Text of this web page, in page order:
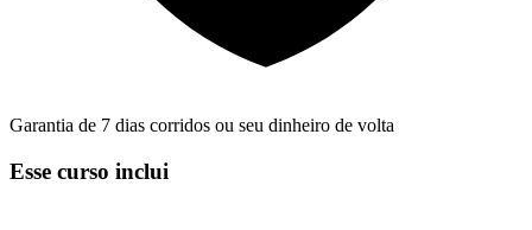
Garantia de 7 dias corridos ou seu dinheiro de volta
Esse curso inclui